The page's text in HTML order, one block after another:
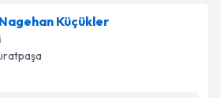
Küçükler